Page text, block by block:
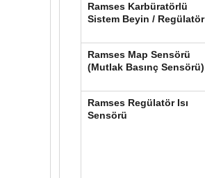
Ramses Karbüratörlü
Sistem Beyin / Regülatör
Ramses Map Sensörü
(Mutlak Basınç Sensörü)
Ramses Regülatör Isı
Sensörü